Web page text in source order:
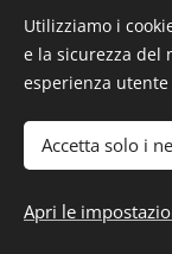
mia madre una
quella donna
nella villa e di
preso le
sono andato al
«In tutto questo
Utilizziamo i
e la sicurezza del
esperienza
Accetta solo i
Apri le